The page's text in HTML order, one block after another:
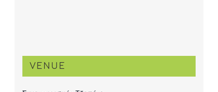
VENUE